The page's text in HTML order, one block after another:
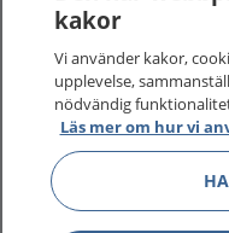
1177–tryggt
På 1177.se får du
sjukdomar och vilka
Logga in för att läsa
vårdärenden. Ring
kakor
Vi använder kakor,
upplevelse,
nödvändig
Läs mer om hur vi